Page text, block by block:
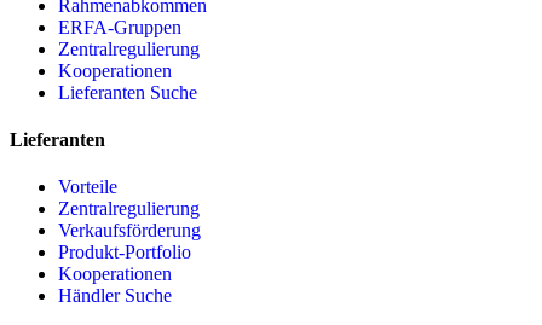
Rahmenabkommen
ERFA-Gruppen
Zentralregulierung
Kooperationen
Lieferanten Suche
Lieferanten
Vorteile
Zentralregulierung
Verkaufsförderung
Produkt-Portfolio
Kooperationen
Händler Suche